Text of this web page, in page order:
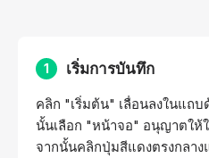
1 เริ่มการบันทึก
คลิก "เริ่มต้น" เลื่อนลงในแถ
นั้นเลือก "หน้าจอ" อนุญาตให้
จากนั้นคลิกปุ่มสีแดงตรงกลา